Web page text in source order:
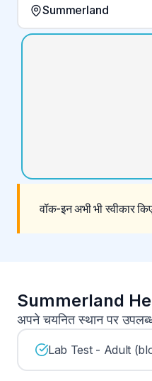
Summerland
वॉक-इन अभी भी स्वीकार
Summerland
अपने चयनित स्थान पर
Lab Test - Adult